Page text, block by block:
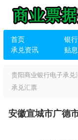
首页 银
承兑资讯
贴
贵阳商业银行电子承兑
承兑汇票
安徽宣城市广德